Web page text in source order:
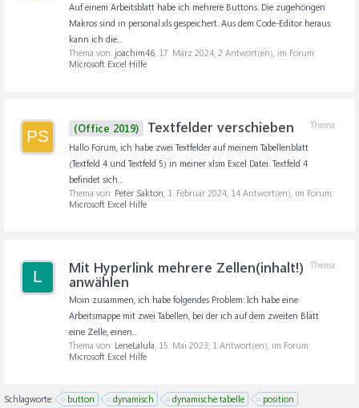
Auf einem Arbeitsblatt habe ich mehrere Buttons. Die zugehörigen
Makros sind in personal.xls gespeichert. Aus dem Code-Editor heraus
kann ich die...
Thema von: joachim46, 17. März 2024, 2 Antwort(en), im Forum:
Microsoft Excel Hilfe
PS
Thema
(Office 2019) Textfelder verschieben
Hallo Forum, ich habe zwei Textfelder auf meinem Tabellenblatt
(Textfeld 4 und Textfeld 5) in meiner xlsm Excel Datei. Textfeld 4
befindet sich...
Thema von: Peter Sakton, 1. Februar 2024, 14 Antwort(en), im Forum:
Microsoft Excel Hilfe
L
Thema
Mit Hyperlink mehrere Zellen(inhalt!)
anwählen
Moin zusammen, ich habe folgendes Problem: Ich habe eine
Arbeitsmappe mit zwei Tabellen, bei der ich auf dem zweiten Blatt
eine Zelle, einen...
Thema von: LeneLalula, 15. Mai 2023, 1 Antwort(en), im Forum:
Microsoft Excel Hilfe
Schlagworte: button dynamisch dynamische tabelle
position